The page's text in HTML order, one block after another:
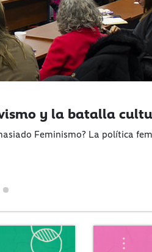
y la batalla
Feminismo? La política